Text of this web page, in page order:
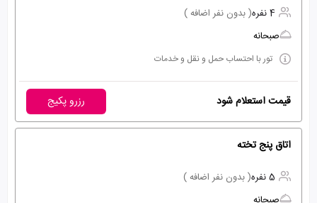
4 نفره
( بدون نفر اضافه )
صبحانه
تور با احتساب حمل و نقل و خدمات
قیمت استعلام شود رزرو پکیج
اتاق پنج تخته
5 نفره
( بدون نفر اضافه )